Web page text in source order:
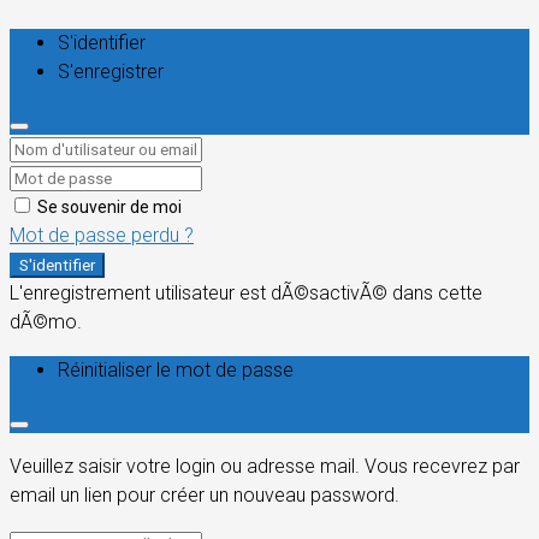
S'identifier
S'enregistrer
Se souvenir de moi
Mot de passe perdu ?
S'identifier
L'enregistrement utilisateur est dÃ©sactivÃ© dans cette
dÃ©mo.
Réinitialiser le mot de passe
Veuillez saisir votre login ou adresse mail. Vous recevrez par
email un lien pour créer un nouveau password.